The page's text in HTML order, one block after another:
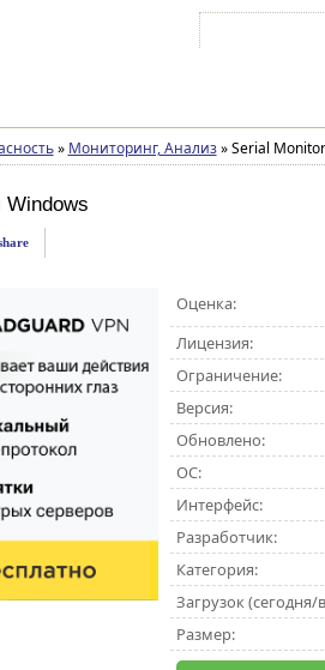
» Мониторинг, Анализ »Serial
Windows
Оценка:
Лицензия:
Ограничение:
Версия:
Обновлено:
ОС:
Интерфейс:
Разработчик:
Категория:
Загрузок (сегодня/
Размер: